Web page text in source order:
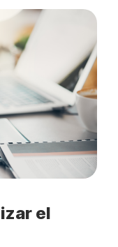
el